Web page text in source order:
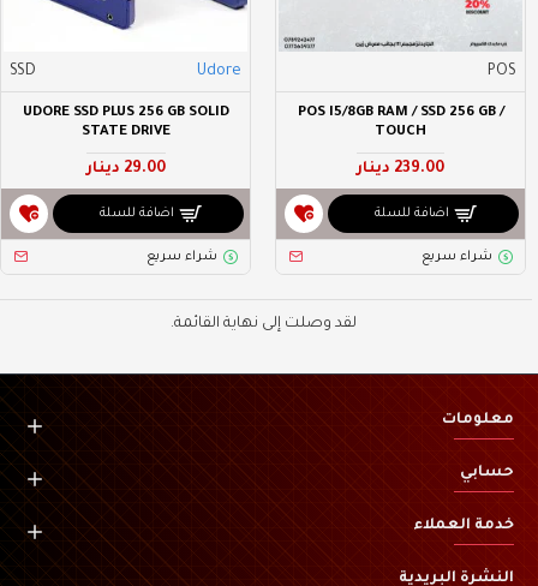
POS
POS I5/8GB RAM / SSD 256 GB /
TOUCH
239.00 دينار
اضافة للسلة
شراء سريع
Udore
SSD
UDORE SSD PLUS 256 GB SOLID
STATE DRIVE
29.00 دينار
اضافة للسلة
شراء سريع
لقد وصلت إلى نهاية القائمة.
معلومات
حسابي
خدمة العملاء
النشرة البريدية